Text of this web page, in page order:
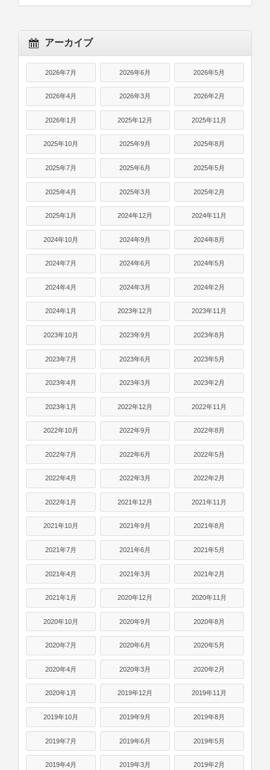
アーカイブ
2026年7月 2026年6月 2026年5月
2026年4月 2026年3月 2026年2月
2026年1月 2025年12月 2025年11月
2025年10月 2025年9月 2025年8月
2025年7月 2025年6月 2025年5月
2025年4月 2025年3月 2025年2月
2025年1月 2024年12月 2024年11月
2024年10月 2024年9月 2024年8月
2024年7月 2024年6月 2024年5月
2024年4月 2024年3月 2024年2月
2024年1月 2023年12月 2023年11月
2023年10月 2023年9月 2023年8月
2023年7月 2023年6月 2023年5月
2023年4月 2023年3月 2023年2月
2023年1月 2022年12月 2022年11月
2022年10月 2022年9月 2022年8月
2022年7月 2022年6月 2022年5月
2022年4月 2022年3月 2022年2月
2022年1月 2021年12月 2021年11月
2021年10月 2021年9月 2021年8月
2021年7月 2021年6月 2021年5月
2021年4月 2021年3月 2021年2月
2021年1月 2020年12月 2020年11月
2020年10月 2020年9月 2020年8月
2020年7月 2020年6月 2020年5月
2020年4月 2020年3月 2020年2月
2020年1月 2019年12月 2019年11月
2019年10月 2019年9月 2019年8月
2019年7月 2019年6月 2019年5月
2019年4月 2019年3月 2019年2月